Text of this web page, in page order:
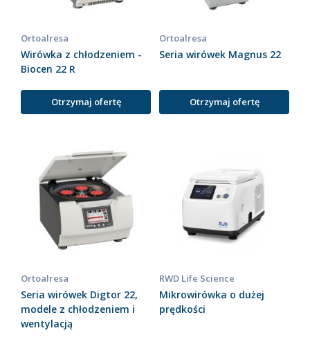
Ortoalresa
Wirówka z chłodzeniem -
Biocen 22 R
Otrzymaj ofertę
Ortoalresa
Seria wirówek Magnus 22
Otrzymaj ofertę
Ortoalresa
Seria wirówek Digtor 22,
modele z chłodzeniem i
wentylacją
RWD Life Science
Mikrowirówka o dużej
prędkości